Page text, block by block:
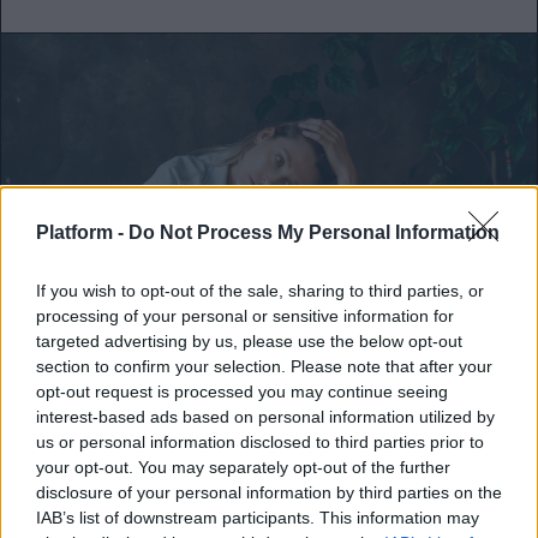
Platform - Do Not Process My Personal Information
If you wish to opt-out of the sale, sharing to third parties, or
processing of your personal or sensitive information for
targeted advertising by us, please use the below opt-out
section to confirm your selection. Please note that after your
opt-out request is processed you may continue seeing
interest-based ads based on personal information utilized by
us or personal information disclosed to third parties prior to
your opt-out. You may separately opt-out of the further
disclosure of your personal information by third parties on the
IAB’s list of downstream participants. This information may
FEEDS
Το AI Brain Fry μας κάνει λιγότερο
παραγωγικούς και πιο κουρασμένους
Αν αδυνατείς να συγκεντρωθείς,